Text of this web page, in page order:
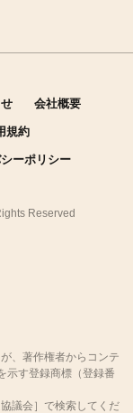
会社概要
規約
ーポリシー
Reserved
、著作権者からコンテ
示す登録商標（登録番
議会］で検索してくだ